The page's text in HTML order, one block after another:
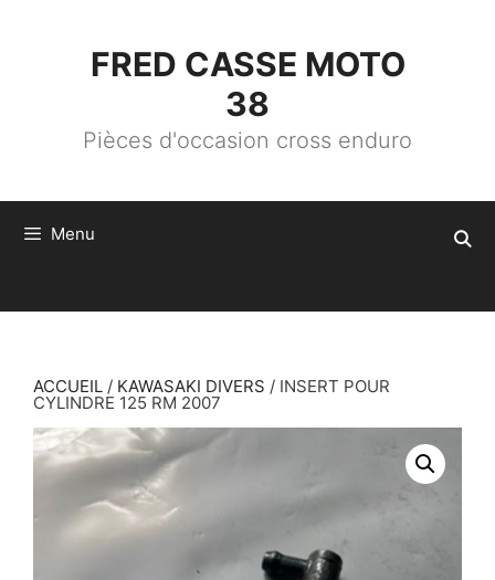
FRED CASSE MOTO
38
Pièces d'occasion cross enduro
Menu
ACCUEIL / KAWASAKI DIVERS / INSERT POUR
CYLINDRE 125 RM 2007